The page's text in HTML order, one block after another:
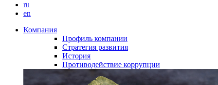
ru
en
Компания
Профиль компании
Стратегия развития
История
Противодействие коррупции